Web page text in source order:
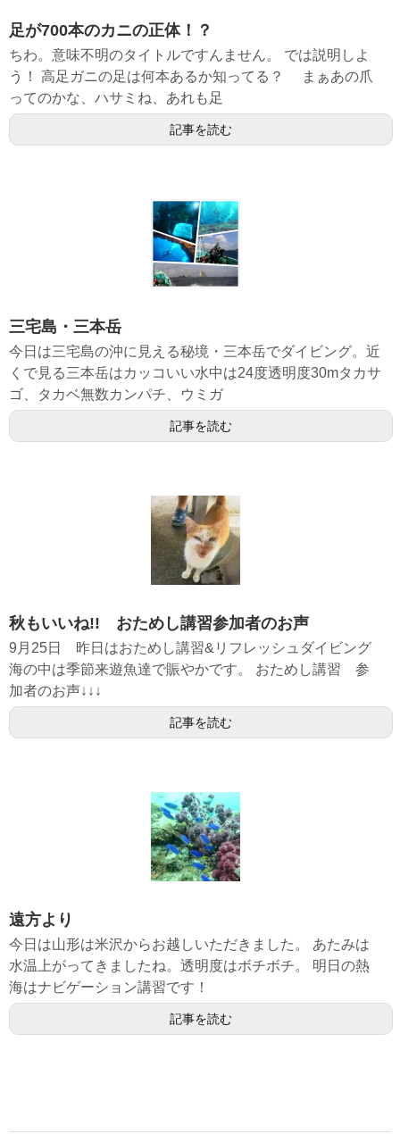
足が700本のカニの正体！？
ちわ。意味不明のタイトルですんません。 では説明しよ
う！ 高足ガニの足は何本あるか知ってる？ まぁあの爪
ってのかな、ハサミね、あれも足
記事を読む
三宅島・三本岳
今日は三宅島の沖に見える秘境・三本岳でダイビング。近
くで見る三本岳はカッコいい水中は24度透明度30mタカサ
ゴ、タカベ無数カンパチ、ウミガ
記事を読む
秋もいいね!! おためし講習参加者のお声
9月25日 昨日はおためし講習&リフレッシュダイビング
海の中は季節来遊魚達で賑やかです。 おためし講習 参
加者のお声↓↓↓
記事を読む
遠方より
今日は山形は米沢からお越しいただきました。 あたみは
水温上がってきましたね。透明度はボチボチ。 明日の熱
海はナビゲーション講習です！
記事を読む